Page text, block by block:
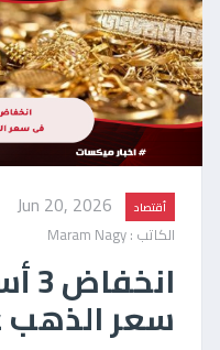
أقتصاد Jun 20, 2026
الكاتب : Maram Nagy
سعر الذهب عيار